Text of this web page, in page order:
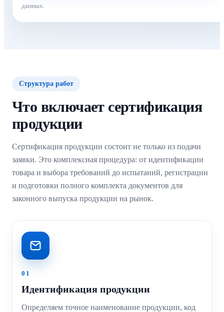
данных.
Структура работ
Что включает сертификация
продукции
Сертификация продукции состоит не только из подачи
заявки. Это комплексная процедура: от идентификации
товара и выбора требований до испытаний, регистрации
и подготовки полного комплекта документов для
законного выпуска продукции на рынок.
01
Идентификация продукции
Определяем точное наименование продукции, код